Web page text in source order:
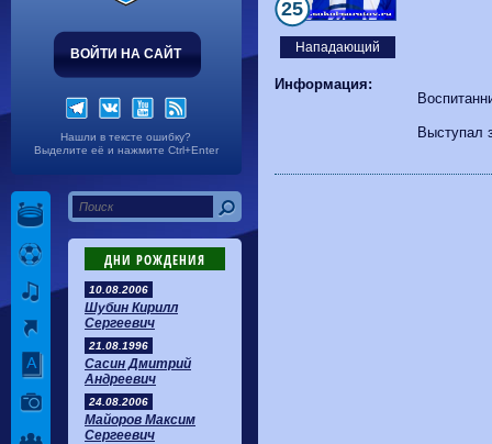
ВОЙТИ НА САЙТ
Нашли в тексте ошибку?
Выделите её и нажмите Ctrl+Enter
ДНИ РОЖДЕНИЯ
10.08.2006
Шубин Кирилл
Сергеевич
21.08.1996
Сасин Дмитрий
Андреевич
24.08.2006
Майоров Максим
Сергеевич
Нападающий
25
Информация:
Выступал
Калуга
0-1 Сибирь